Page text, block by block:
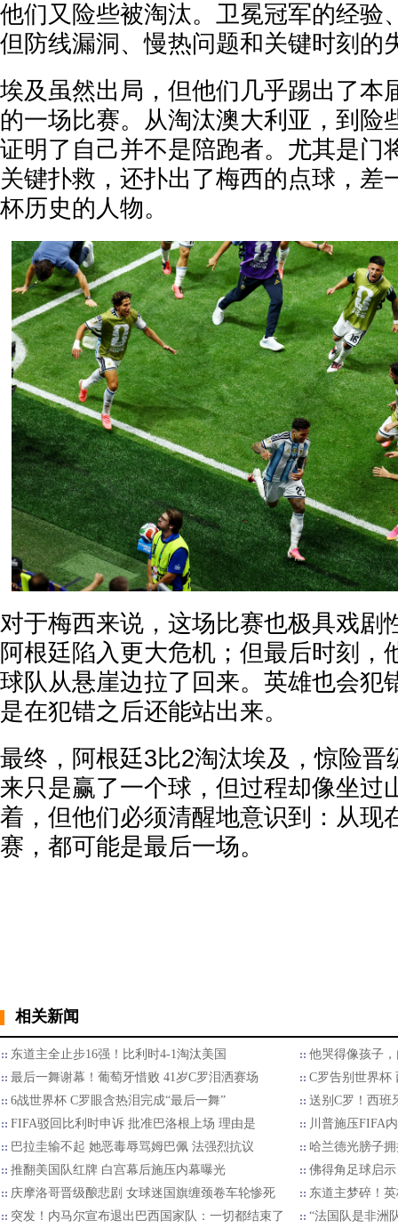
他们又险些被淘汰。卫冕冠军的经验
但防线漏洞、慢热问题和关键时刻的
埃及虽然出局，但他们几乎踢出了本
的一场比赛。从淘汰澳大利亚，到险
证明了自己并不是陪跑者。尤其是门
关键扑救，还扑出了梅西的点球，差
杯历史的人物。
对于梅西来说，这场比赛也极具戏剧
阿根廷陷入更大危机；但最后时刻，
球队从悬崖边拉了回来。英雄也会犯
是在犯错之后还能站出来。
最终，阿根廷3比2淘汰埃及，惊险晋
来只是赢了一个球，但过程却像坐过
着，但他们必须清醒地意识到：从现
赛，都可能是最后一场。
相关新闻
东道主全止步16强！比利时4-1淘汰美国
他哭得像孩子
最后一舞谢幕！葡萄牙惜败 41岁C罗泪洒赛场
C罗告别世界杯
6战世界杯 C罗眼含热泪完成“最后一舞”
送别C罗！西班
FIFA驳回比利时申诉 批准巴洛根上场 理由是
川普施压FIFA
巴拉圭输不起 她恶毒辱骂姆巴佩 法强烈抗议
哈兰德光膀子
推翻美国队红牌 白宫幕后施压内幕曝光
佛得角足球启
庆摩洛哥晋级酿悲剧 女球迷国旗缠颈卷车轮惨死
东道主梦碎！
突发！内马尔宣布退出巴西国家队：一切都结束了
“法国队是非洲